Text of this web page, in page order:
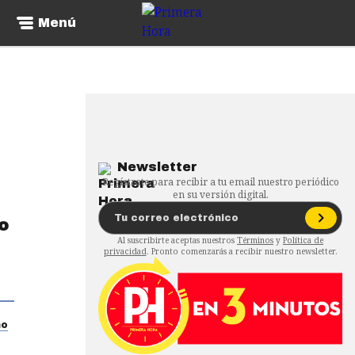
Menú
Newsletter
Regístrate para recibir a tu email nuestro periódico
en su versión digital.
Al suscribirte aceptas nuestros Términos y Política de
privacidad. Pronto comenzarás a recibir nuestro newsletter.